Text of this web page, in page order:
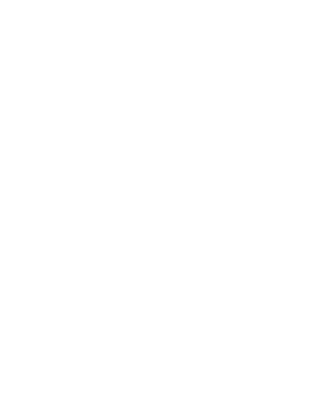
cantera del Sevilla Femenino
con el exigente